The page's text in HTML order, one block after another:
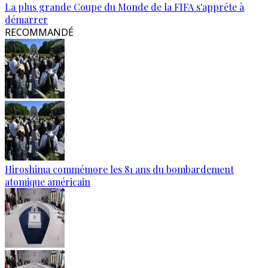
La plus grande Coupe du Monde de la FIFA s'apprête à
démarrer
RECOMMANDÉ
Hiroshima commémore les 81 ans du bombardement
atomique américain